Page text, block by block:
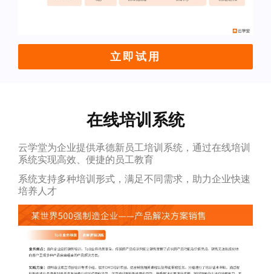
立即试用
在线培训系统
云学堂为企业提供承德新员工培训系统，通过在线培训
系统实现高效、便捷的员工教育
系统支持多种培训形式，满足不同需求，助力企业快速
培养人才